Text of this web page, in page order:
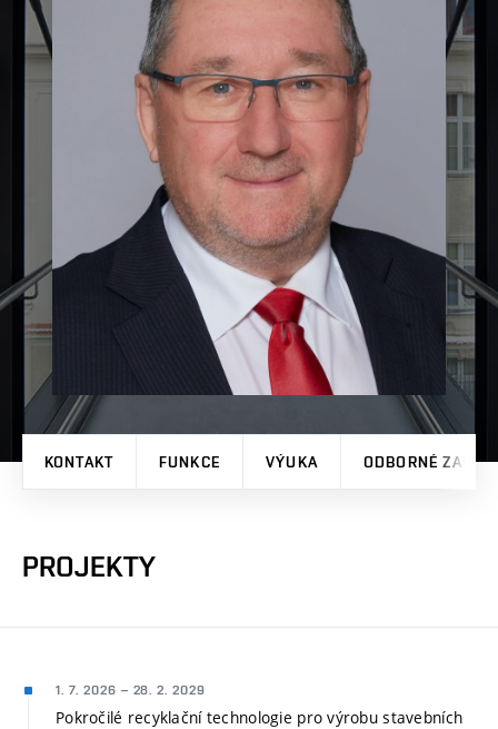
KONTAKT FUNKCE VÝUKA ODBORNÉ
PROJEKTY
1. 7. 2026 – 28. 2. 2029
Pokročilé recyklační technologie pro výrobu stavebních